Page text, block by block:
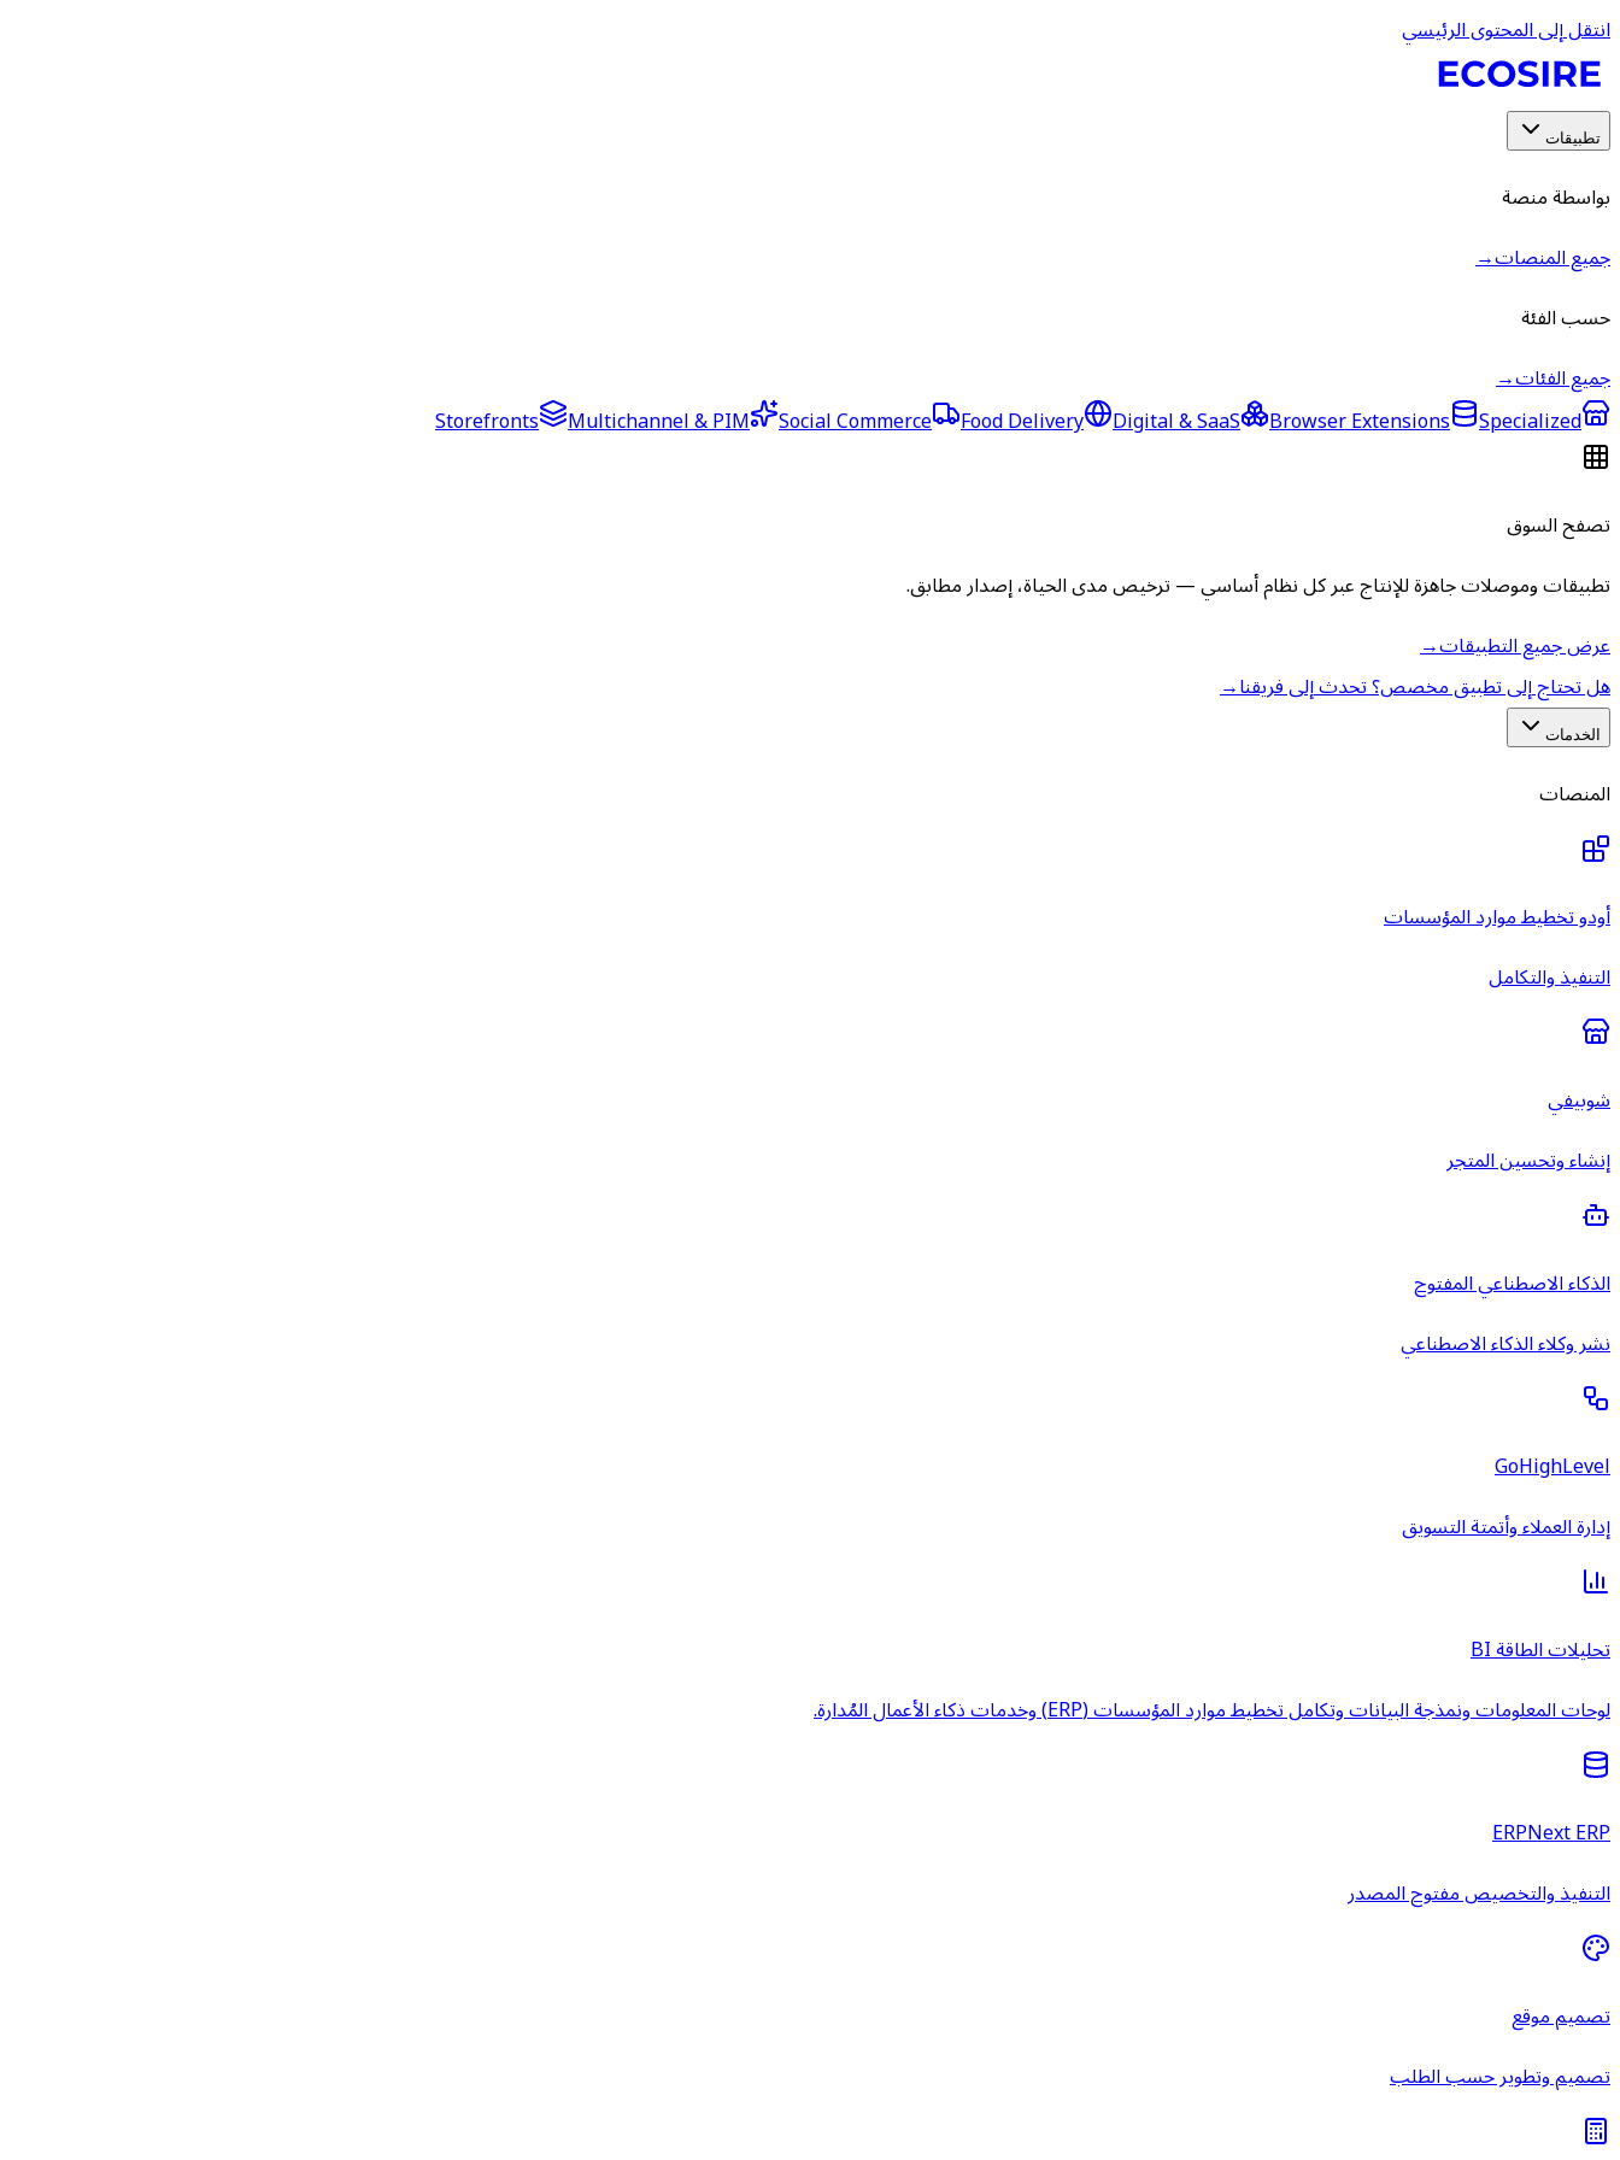
انتقل إلى المحتوى الرئيسي
تطبيقات
بواسطة منصة
جميع المنصات→
حسب الفئة
جميع الفئات→
Storefronts
Multichannel & PIM Social Commerce Food Delivery Digital & SaaS Browser Extensions Specialized
تصفح السوق
تطبيقات وموصلات جاهزة للإنتاج عبر كل نظام أساسي — ترخيص مدى الحياة، إصدار مطابق.
عرض جميع التطبيقات→
هل تحتاج إلى تطبيق مخصص؟ تحدث إلى فريقنا→
الخدمات
المنصات
أودو تخطيط موارد المؤسسات
التنفيذ والتكامل
شوبيفي
إنشاء وتحسين المتجر
الذكاء الاصطناعي المفتوح
نشر وكلاء الذكاء الاصطناعي
GoHighLevel
إدارة العملاء وأتمتة التسويق
تحليلات الطاقة BI
لوحات المعلومات ونمذجة البيانات وتكامل تخطيط موارد المؤسسات (ERP) وخدمات ذكاء الأعمال المُدارة.
ERPNext ERP
التنفيذ والتخصيص مفتوح المصدر
تصميم موقع
تصميم وتطوير حسب الطلب